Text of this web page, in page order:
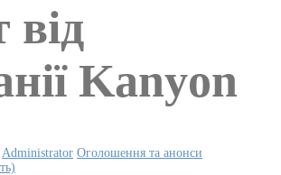
від
Kanyon
Administrator Оголошення та анонси